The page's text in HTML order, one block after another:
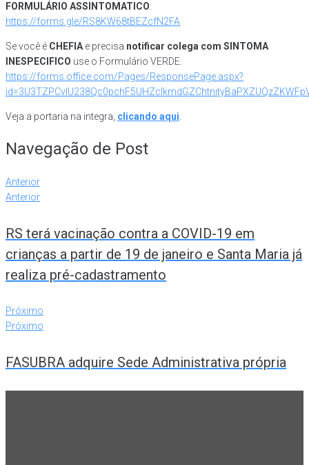
FORMULÁRIO ASSINTOMATICO:
https://forms.gle/RS8KW68tBEZcfN2FA
Se você é CHEFIA e precisa notificar colega com SINTOMA
INESPECIFICO use o Formulário VERDE:
https://forms.office.com/Pages/ResponsePage.aspx?
Veja a portaria na integra, clicando aqui
Navegação de Post
Anterior
Anterior
RS terá vacinação contra a COVID-19 em
crianças a partir de 19 de janeiro e Santa Maria já
realiza pré-cadastramento
Próximo
Próximo
FASUBRA adquire Sede Administrativa própria